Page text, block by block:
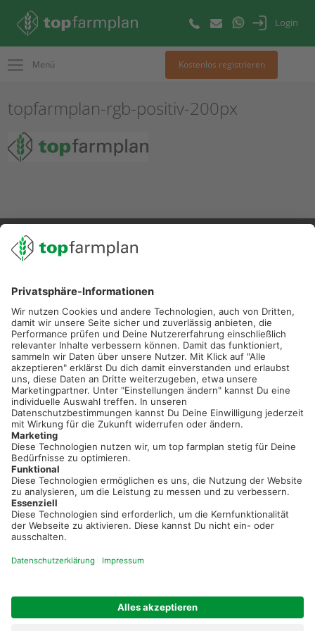
Login
Menü Kostenlos registrieren
topfarmplan-rgb-positiv-200px
02501 801 44 84
service@topfarmplan.de
Sei immer auf dem Laufenden!
Neue Features, spannende Tipps und hilfreiche Anleitungen!
Registriere dich kostenlos!
einfach und bequem!
Kostenlos registrieren & sofort starten